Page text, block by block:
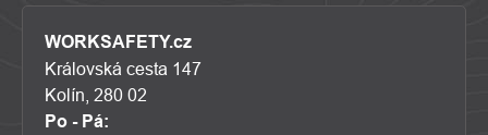
WORKSAFETY.cz
Královská cesta 147
Kolín, 280 02
Po - Pá: